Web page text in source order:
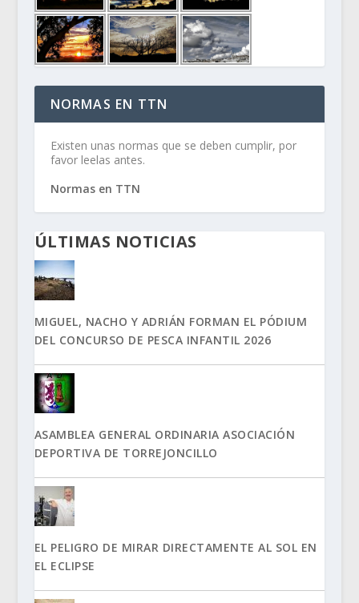
NORMAS EN TTN
Existen unas normas que se deben cumplir, por
favor leelas antes.
Normas en TTN
ÚLTIMAS NOTICIAS
MIGUEL, NACHO Y ADRIÁN FORMAN EL PÓDIUM
DEL CONCURSO DE PESCA INFANTIL 2026
ASAMBLEA GENERAL ORDINARIA ASOCIACIÓN
DEPORTIVA DE TORREJONCILLO
EL PELIGRO DE MIRAR DIRECTAMENTE AL SOL EN
EL ECLIPSE